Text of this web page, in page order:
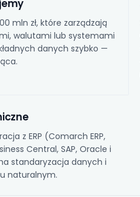
mln zł, które zarządzają
walutami lub systemami
danych szybko —
z ERP (Comarch ERP,
Central, SAP, Oracle i
standaryzacja danych i
naturalnym.